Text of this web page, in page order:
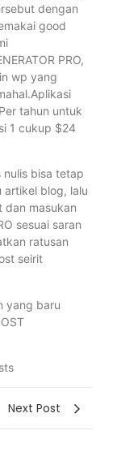
dengan
good
PRO,
wp yang
tahun untuk
1 cukup $24
nulis bisa tetap
artikel blog, lalu
dan masukan
sesuai saran
ratusan
seirit
yang baru
Next Post